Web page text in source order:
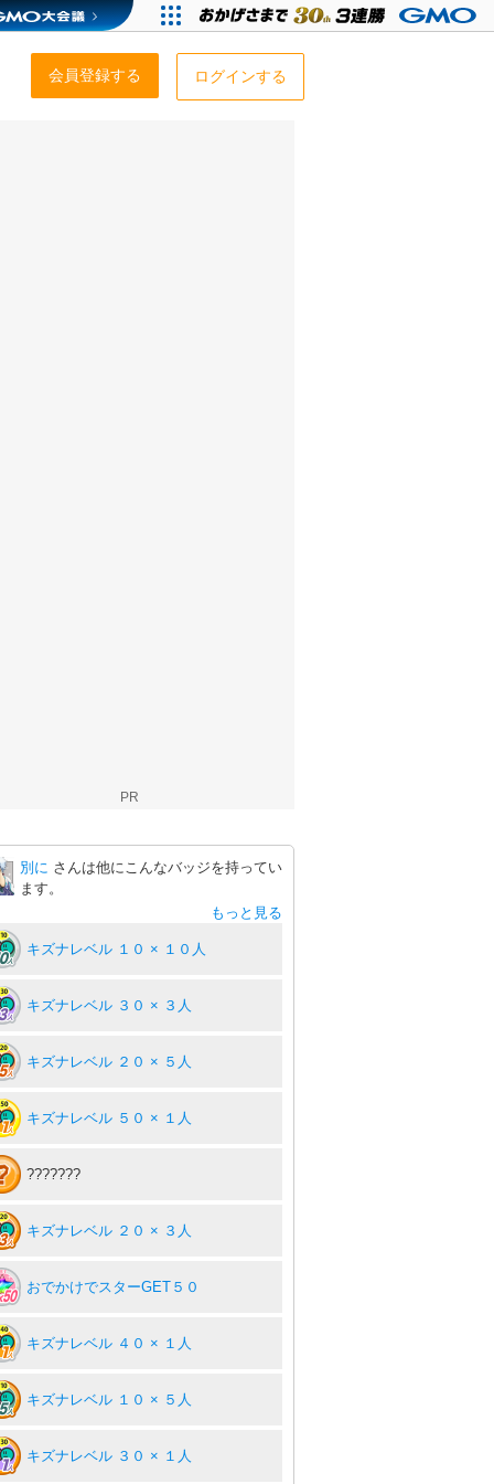
会員登録する ログインする
PR
別に さんは他にこんなバッジを持ってい
ます。
もっと見る
キズナレベル １０ × １０人
キズナレベル ３０ × ３人
キズナレベル ２０ × ５人
キズナレベル ５０ × １人
???????
キズナレベル ２０ × ３人
おでかけでスターGET５０
キズナレベル ４０ × １人
キズナレベル １０ × ５人
キズナレベル ３０ × １人